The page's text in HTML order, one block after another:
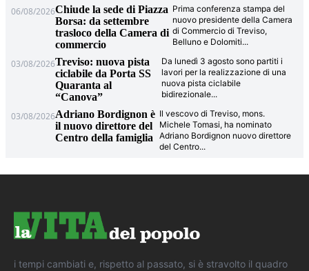
06/08/2026Chiude la sede di Piazza
Borsa: da settembre
trasloco della Camera di
commercio
Prima conferenza stampa del
nuovo presidente della Camera
di Commercio di Treviso,
Belluno e Dolomiti...
03/08/2026Treviso: nuova pista
ciclabile da Porta SS
Quaranta al
“Canova”
Da lunedì 3 agosto sono partiti i
lavori per la realizzazione di una
nuova pista ciclabile
bidirezionale...
03/08/2026Adriano Bordignon è
il nuovo direttore del
Centro della famiglia
Il vescovo di Treviso, mons.
Michele Tomasi, ha nominato
Adriano Bordignon nuovo direttore
del Centro...
i tempi cambiati e, rispetto al passato, si è stravolto il quadro